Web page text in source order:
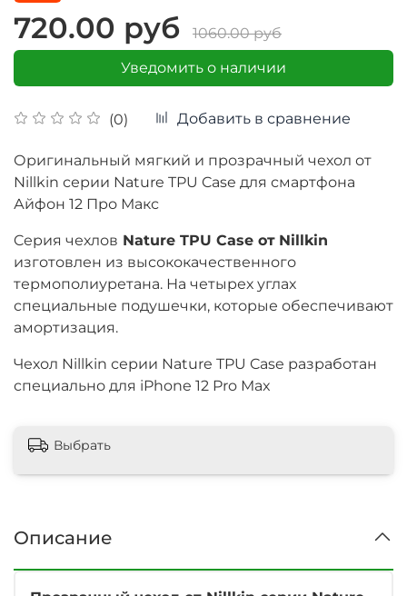
(0) Добавить в сравнение
720.00 руб
1060.00 руб
Уведомить о наличии
Оригинальный мягкий и прозрачный чехол от
Nillkin серии Nature TPU Case для смартфона
Айфон 12 Про Макс
Cерия чехлов Nature TPU Case от Nillkin
изготовлен из высококачественного
термополиуретана. На четырех углах
специальные подушечки, которые обеспечивают
амортизация.
Чехол Nillkin серии Nature TPU Case разработан
специально для iPhone 12 Pro Max
Выбрать
Описание